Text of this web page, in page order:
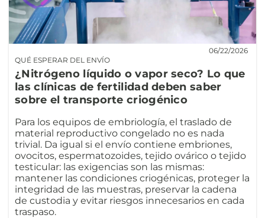
QUÉ ESPERAR DEL ENVÍO
06/22/2026
¿Nitrógeno líquido o vapor seco? Lo que
las clínicas de fertilidad deben saber
sobre el transporte criogénico
Para los equipos de embriología, el traslado de
material reproductivo congelado no es nada
trivial. Da igual si el envío contiene embriones,
ovocitos, espermatozoides, tejido ovárico o tejido
testicular: las exigencias son las mismas:
mantener las condiciones criogénicas, proteger la
integridad de las muestras, preservar la cadena
de custodia y evitar riesgos innecesarios en cada
traspaso.